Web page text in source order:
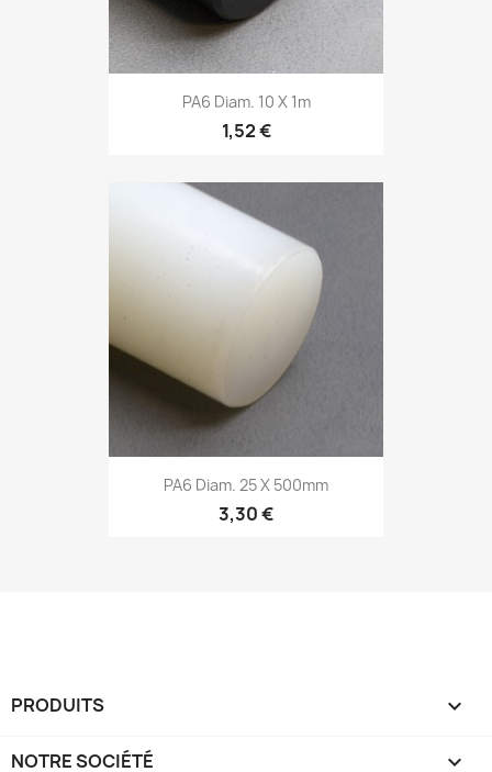
PA6 Diam. 10 X 1m
1,52 €
PA6 Diam. 25 X 500mm
3,30 €
PRODUITS 
NOTRE SOCIÉTÉ 